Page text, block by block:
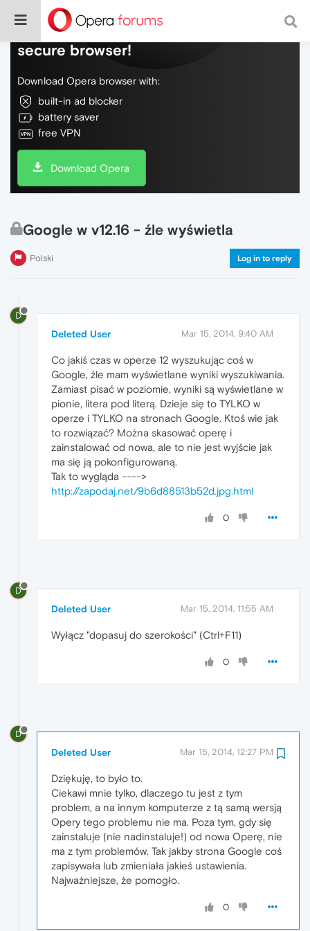
Do more on the web, with a fast and
secure browser!
Download Opera browser with:
built-in ad blocker
battery saver
free VPN
Download Opera
Google w v12.16 - źle wyświetla
Polski Log in to reply
D
Deleted User Mar 15, 2014, 9:40 AM
Co jakiś czas w operze 12 wyszukując coś w
Google, źle mam wyświetlane wyniki wyszukiwania.
Zamiast pisać w poziomie, wyniki są wyświetlane w
pionie, litera pod literą. Dzieje się to TYLKO w
operze i TYLKO na stronach Google. Ktoś wie jak
to rozwiązać? Można skasować operę i
zainstalować od nowa, ale to nie jest wyjście jak
ma się ją pokonfigurowaną.
Tak to wygląda ---->
http://zapodaj.net/9b6d88513b52d.jpg.html
0
D
Deleted User Mar 15, 2014, 11:55 AM
Wyłącz "dopasuj do szerokości" (Ctrl+F11)
0
D
Deleted User Mar 15, 2014, 12:27 PM
Dziękuję, to było to.
Ciekawi mnie tylko, dlaczego tu jest z tym
problem, a na innym komputerze z tą samą wersją
Opery tego problemu nie ma. Poza tym, gdy się
zainstaluje (nie nadinstaluje!) od nowa Operę, nie
ma z tym problemów. Tak jakby strona Google coś
zapisywała lub zmieniała jakieś ustawienia.
Najważniejsze, że pomogło.
0